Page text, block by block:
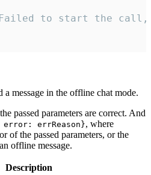
to start the
message in the offline chat mode.
passed parameters are correct. And
errReason}, where
of the passed parameters, or the
offline message.
Description